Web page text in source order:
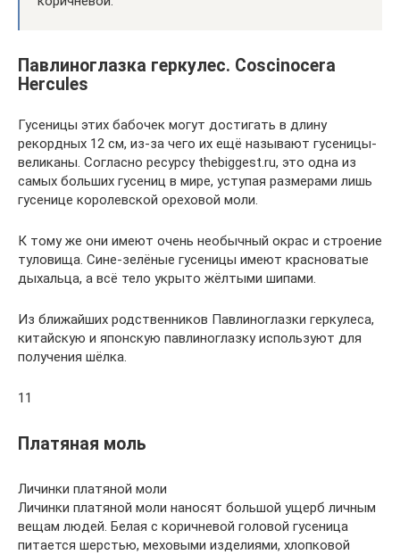
Павлиноглазка геркулес. Coscinocera
Hercules
Гусеницы этих бабочек могут достигать в длину
рекордных 12 см, из-за чего их ещё называют гусеницы-
великаны. Согласно ресурсу thebiggest.ru, это одна из
самых больших гусениц в мире, уступая размерами лишь
гусенице королевской ореховой моли.
К тому же они имеют очень необычный окрас и строение
туловища. Сине-зелёные гусеницы имеют красноватые
дыхальца, а всё тело укрыто жёлтыми шипами.
Из ближайших родственников Павлиноглазки геркулеса,
китайскую и японскую павлиноглазку используют для
получения шёлка.
11
Платяная моль
Личинки платяной моли
Личинки платяной моли наносят большой ущерб личным
вещам людей. Белая с коричневой головой гусеница
питается шерстью, меховыми изделиями, хлопковой